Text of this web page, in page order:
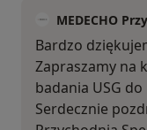
MEDECHO
Bardzo
Zapraszamy na
badania USG
Serdecznie